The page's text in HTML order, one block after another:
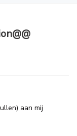
aan mij